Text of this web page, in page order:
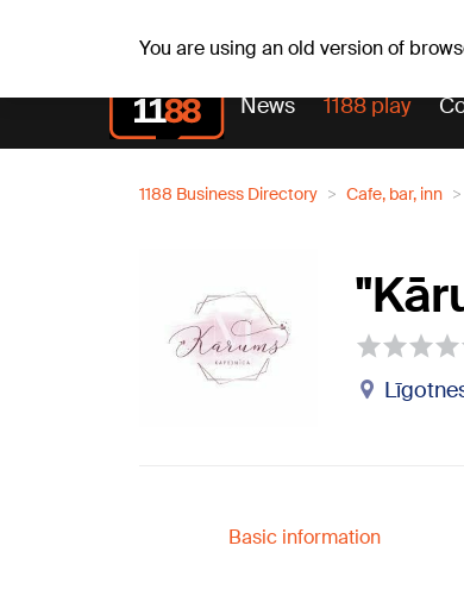
You are using an old version of
News 1188 play
1188 Business Directory Cafe, bar, inn
Basic information